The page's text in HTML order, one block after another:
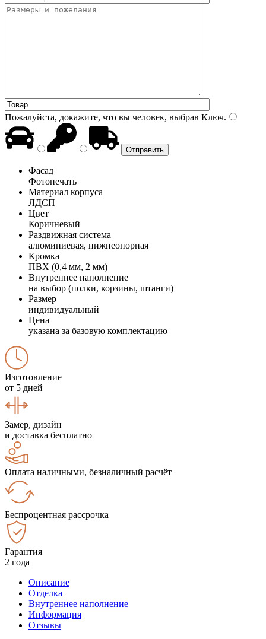
Пожалуйста, докажите, что вы человек, выбрав Ключ.
Фасад
Фотопечать
Материал корпуса
ЛДСП
Цвет
Коричневый
Раздвижная система
алюминиевая, нижнеопорная
Кромка
ПВХ (0,4 мм, 2 мм)
Внутреннее наполнение
на выбор (полки, корзины, штанги)
Размер
индивидуальный
Цена
указана за базовую комплектацию
Изготовление
от 5 дней
Замер, дизайн
и доставка бесплатно
Оплата наличными, безналичный расчёт
Беспроцентная рассрочка
Гарантия
2 года
Описание
Отделка
Внутреннее наполнение
Информация
Отзывы